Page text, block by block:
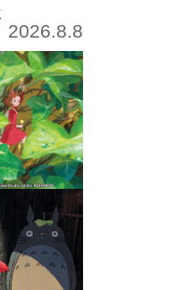
2026.8.8